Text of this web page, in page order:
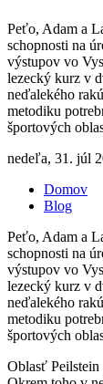
Peťo, Adam a
schopnosti na
výstupov vo
lezecký kurz v
neďalekého
metodiku
športových
nedeľa, 31. júl
Domov
Blog
Peťo, Adam a
schopnosti na
výstupov vo
lezecký kurz v
neďalekého
metodiku
športových
Oblasť